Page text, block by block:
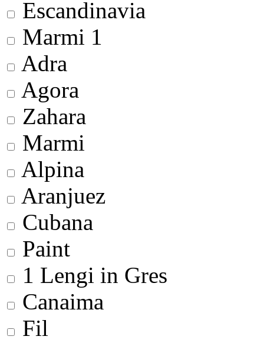
Escandinavia
Marmi 1
Adra
Agora
Zahara
Marmi
Alpina
Aranjuez
Cubana
Paint
1 Lengi in Gres
Canaima
Fil